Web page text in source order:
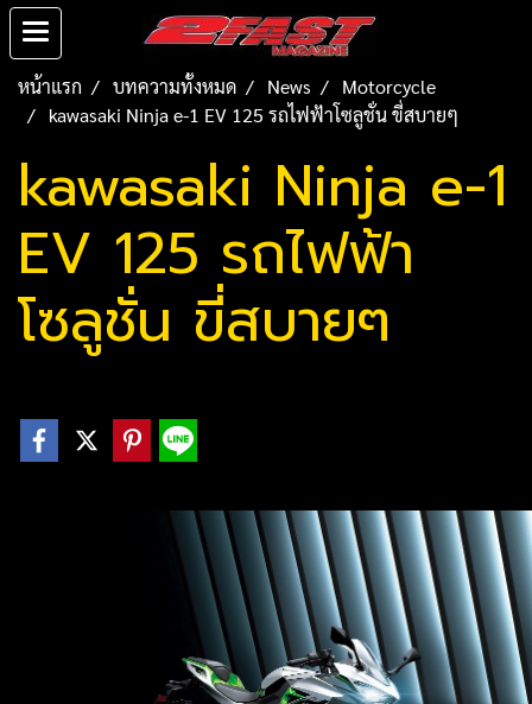
หน้าแรก บทความทั้งหมด News
Motorcycle
kawasaki Ninja e-1 EV 125 รถไฟฟ้าโซลูชั่น ขี่สบายๆ
kawasaki Ninja e-1
EV 125 รถไฟฟ้า
โซลูชั่น ขี่สบายๆ